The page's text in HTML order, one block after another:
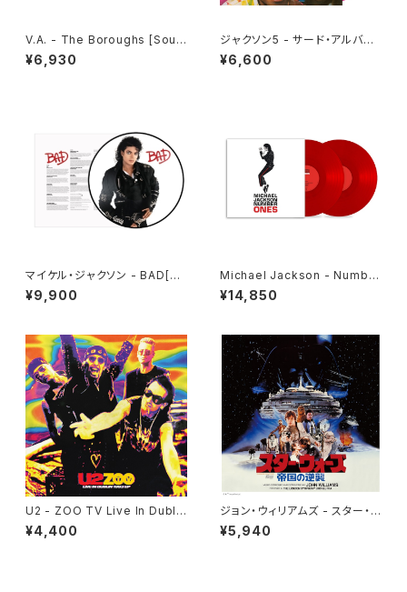
V.A. - The Boroughs [Soun
dtrack from the NETFLIX S
eries](LP)
¥6,930
ジャクソン5 - サード・アルバム
[アイル・ビー・ゼア][クリア・ピン
ク](LP重量盤)
¥6,600
マイケル・ジャクソン - BAD[PI
CTURE VINYL](LP)
¥9,900
Michael Jackson - Number
Ones [Red Vinyl](2LP)
¥14,850
U2 - ZOO TV Live In Dublin
1993 EP(12")
¥4,400
ジョン・ウィリアムズ - スター・ウ
ォーズ／帝国の逆襲 (オリジナ
ル・サウンドトラック) (2LP)
¥5,940